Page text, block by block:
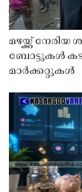
മഴയ്ക്ക്
ബോട്ടുകൾ
മാർക്കറ്റുകൾ